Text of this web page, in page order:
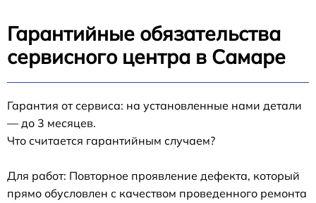
Гарантийные обязательства
сервисного центра в Самаре
Гарантия от сервиса: на установленные нами детали
— до 3 месяцев.
Что считается гарантийным случаем?
Для работ: Повторное проявление дефекта, который
прямо обусловлен с качеством проведенного ремонта